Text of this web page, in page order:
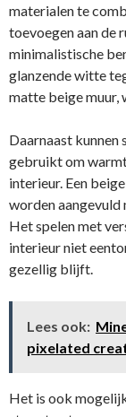
materialen te
toevoegen aan de
minimalistische
glanzende witte
matte beige muur,
Daarnaast kunnen
gebruikt om
interieur. Een
worden aangevuld
Het spelen met
interieur niet
gezellig blijft.
Lees ook:
pixelated
Het is ook